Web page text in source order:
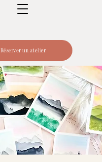
Réserver un atelier